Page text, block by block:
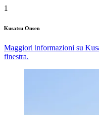
1
Kusatsu Onsen
Maggiori informazioni su
finestra.